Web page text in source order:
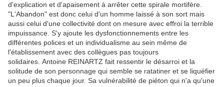
d'explication et d'apaisement à arrêter cette spirale mortifère.
"L'Abandon" est donc celui d'un homme laissé à son sort mais
aussi celui d'une collectivité dont on mesure avec effroi la terrible
impuissance. S'y ajoute les dysfonctionnements entre les
différentes polices et un individualisme au sein même de
l'établissement avec des collègues pas toujours
solidaires. Antoine REINARTZ fait ressentir le désarroi et la
solitude de son personnage qui semble se ratatiner et se liquéfier
un peu plus chaque jour. Sa vulnérabilité de piéton qui n'a qu'une